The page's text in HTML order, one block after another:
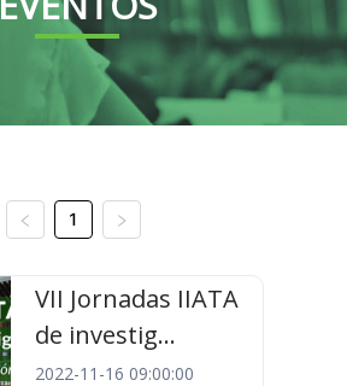
1
VII Jornadas IIATA
de investig...
2022-11-16 09:00:00